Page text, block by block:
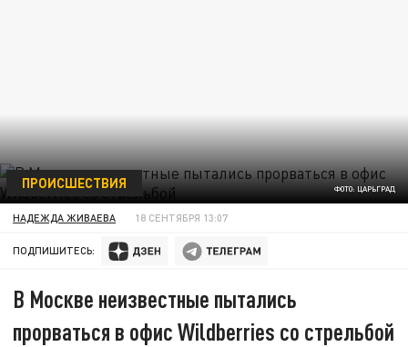
ФОТО: ЦАРЬГРАД
ПРОИСШЕСТВИЯ
НАДЕЖДА ЖИВАЕВА 18 СЕНТЯБРЯ 13:07
ПОДПИШИТЕСЬ:
В Москве неизвестные пытались
прорваться в офис Wildberries со стрельбой